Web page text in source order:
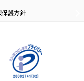
保護方針